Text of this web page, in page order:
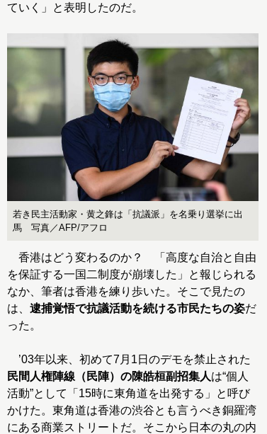
ていく」と表明したのだ。
若き民主活動家・黄之鋒は「抗議派」を名乗り選挙に出
馬 写真／AFP/アフロ
香港はどう変わるのか？ 「高度な自治と自由
を保証する一国二制度が崩壊した」と報じられる
なか、筆者は香港を練り歩いた。そこで見たの
は、 逮捕覚悟で抗議活動を続ける市民たちの姿だ
った。
’03年以来、初めて7月1日のデモを禁止された
民間人権陣線（民陣）の陳皓桓副招集人は“個人
活動”として「15時に東角道を出発する」と呼び
かけた。東角道は香港の渋谷とも言うべき銅羅湾
にある商業ストリートだ。そこから日本の丸の内